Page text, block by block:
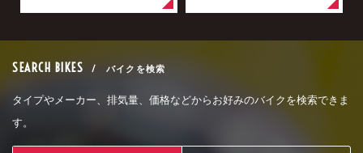
SEARCH BIKES / バイクを検索
タイプやメーカー、排気量、価格などからお好みのバイクを検索できま
す。